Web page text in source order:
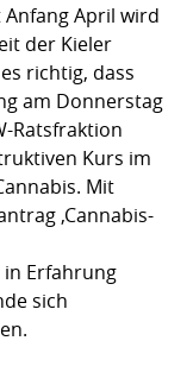
Anfang April wird
der Kieler
richtig, dass
am Donnerstag
Ratsfraktion
Kurs im
Mit
‚Cannabis-
in Erfahrung
sich